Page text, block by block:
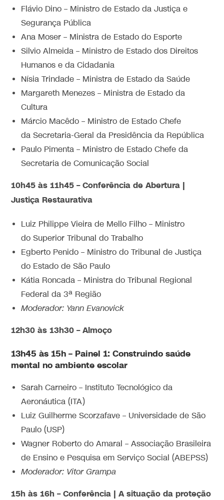
Flávio Dino – Ministro de Estado da Justiça e
Segurança Pública
Ana Moser – Ministra de Estado do Esporte
Silvio Almeida – Ministro de Estado dos Direitos
Humanos e da Cidadania
Nísia Trindade – Ministra de Estado da Saúde
Margareth Menezes – Ministra de Estado da
Cultura
Márcio Macêdo – Ministro de Estado Chefe
da Secretaria-Geral da Presidência da República
Paulo Pimenta – Ministro de Estado Chefe da
Secretaria de Comunicação Social
10h45 às 11h45 – Conferência de Abertura |
Justiça Restaurativa
Luiz Philippe Vieira de Mello Filho – Ministro
do Superior Tribunal do Trabalho
Egberto Penido – Ministro do Tribunal de Justiça
do Estado de São Paulo
Kátia Roncada – Ministra do Tribunal Regional
Federal da 3ª Região
Moderador: Yann Evanovick
12h30 às 13h30 – Almoço
13h45 às 15h – Painel 1: Construindo saúde
mental no ambiente escolar
Sarah Carneiro – Instituto Tecnológico da
Aeronáutica (ITA)
Luiz Guilherme Scorzafave – Universidade de São
Paulo (USP)
Wagner Roberto do Amaral – Associação Brasileira
de Ensino e Pesquisa em Serviço Social (ABEPSS)
Moderador: Vitor Grampa
15h às 16h – Conferência | A situação da proteção